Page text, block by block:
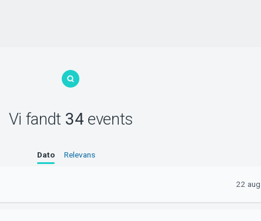
Vi fandt 34 events
Dato Relevans
22